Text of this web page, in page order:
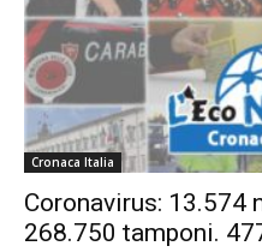
Cronaca Italia
Coronavirus: 13.574
268.750 tamponi.